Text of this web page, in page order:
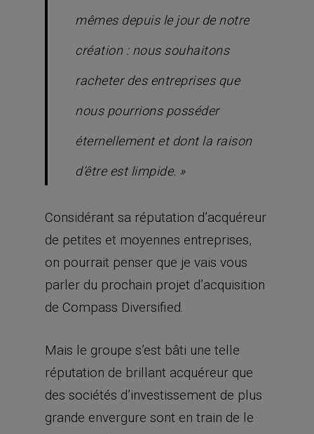
mêmes depuis le jour de notre
création : nous souhaitons
racheter des entreprises que
nous pourrions posséder
éternellement et dont la raison
d’être est limpide. »
Considérant sa réputation d’acquéreur
de petites et moyennes entreprises,
on pourrait penser que je vais vous
parler du prochain projet d’acquisition
de Compass Diversified.
Mais le groupe s’est bâti une telle
réputation de brillant acquéreur que
des sociétés d’investissement de plus
grande envergure sont en train de le